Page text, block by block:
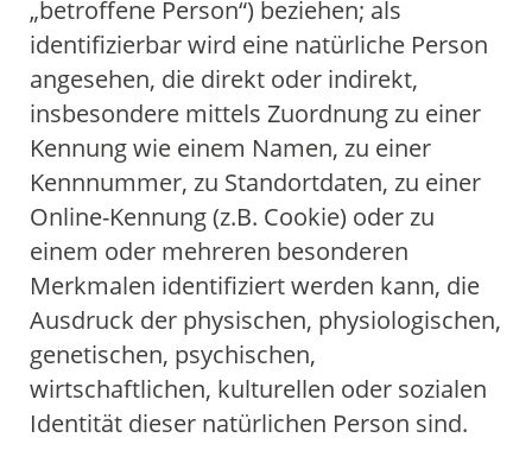
„betroffene Person“) beziehen; als
identifizierbar wird eine natürliche Person
angesehen, die direkt oder indirekt,
insbesondere mittels Zuordnung zu einer
Kennung wie einem Namen, zu einer
Kennnummer, zu Standortdaten, zu einer
Online-Kennung (z.B. Cookie) oder zu
einem oder mehreren besonderen
Merkmalen identifiziert werden kann, die
Ausdruck der physischen, physiologischen,
genetischen, psychischen,
wirtschaftlichen, kulturellen oder sozialen
Identität dieser natürlichen Person sind.